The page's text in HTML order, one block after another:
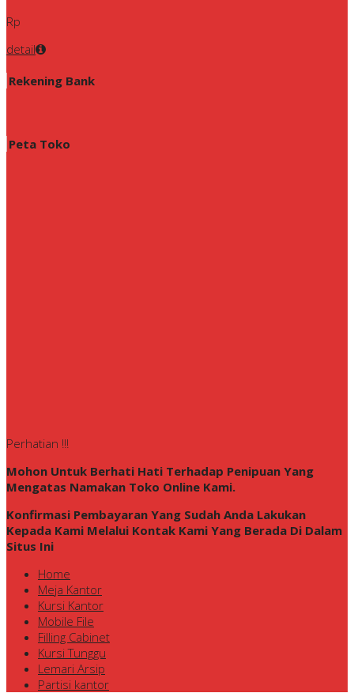
Rp
detail
Rekening Bank
Peta Toko
Perhatian !!!
Mohon Untuk Berhati Hati Terhadap Penipuan Yang
Mengatas Namakan Toko Online Kami.
Konfirmasi Pembayaran Yang Sudah Anda Lakukan
Kepada Kami Melalui Kontak Kami Yang Berada Di Dalam
Situs Ini
Home
Meja Kantor
Kursi Kantor
Mobile File
Filling Cabinet
Kursi Tunggu
Lemari Arsip
Partisi kantor